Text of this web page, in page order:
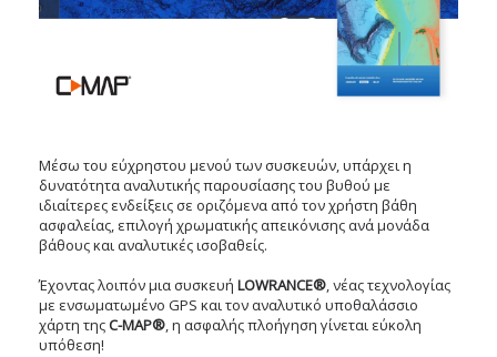
Μέσω του εύχρηστου μενού των συσκευών, υπάρχει η
δυνατότητα αναλυτικής παρουσίασης του βυθού με
ιδιαίτερες ενδείξεις σε οριζόμενα από τον χρήστη βάθη
ασφαλείας, επιλογή χρωματικής απεικόνισης ανά μονάδα
βάθους και αναλυτικές ισοβαθείς.
Έχοντας λοιπόν μια συσκευή LOWRANCE®, νέας τεχνολογίας
με ενσωματωμένο GPS και τον αναλυτικό υποθαλάσσιο
χάρτη τηςC-MAP®, η ασφαλής πλοήγηση γίνεται εύκολη
υπόθεση!